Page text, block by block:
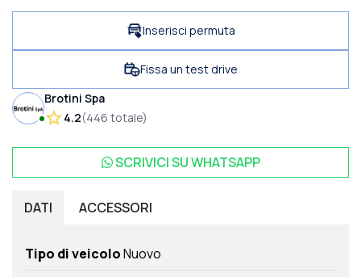
Inserisci permuta
Fissa un test drive
Brotini Spa
4.2(446 totale)
SCRIVICI SUWHATSAPP
DATI ACCESSORI
Tipo di veicoloNuovo